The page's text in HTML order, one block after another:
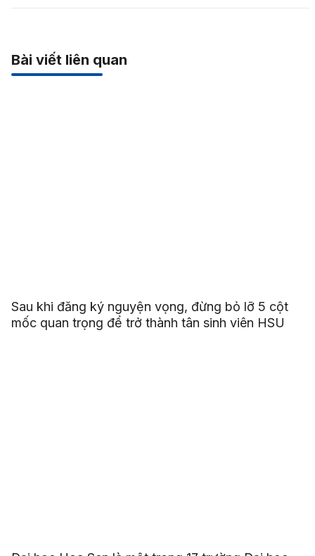
Bài viết liên quan
Sau khi đăng ký nguyện vọng, đừng bỏ lỡ 5 cột
mốc quan trọng để trở thành tân sinh viên HSU